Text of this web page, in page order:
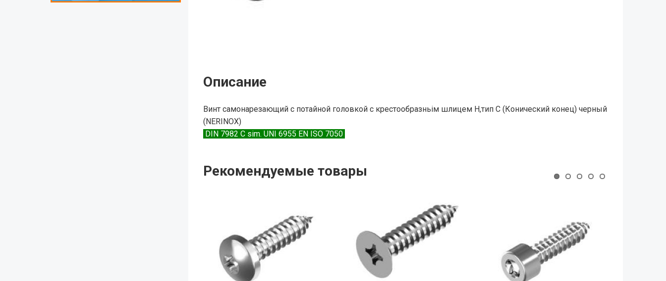
Описание
Винт cамонарезающий с потайной головкой с крестообразньім шлицем H,тип C (Конический конец) черный
(NERINOX)
DIN 7982 C sim. UNI 6955 EN ISO 7050
Рекомендуемые товары